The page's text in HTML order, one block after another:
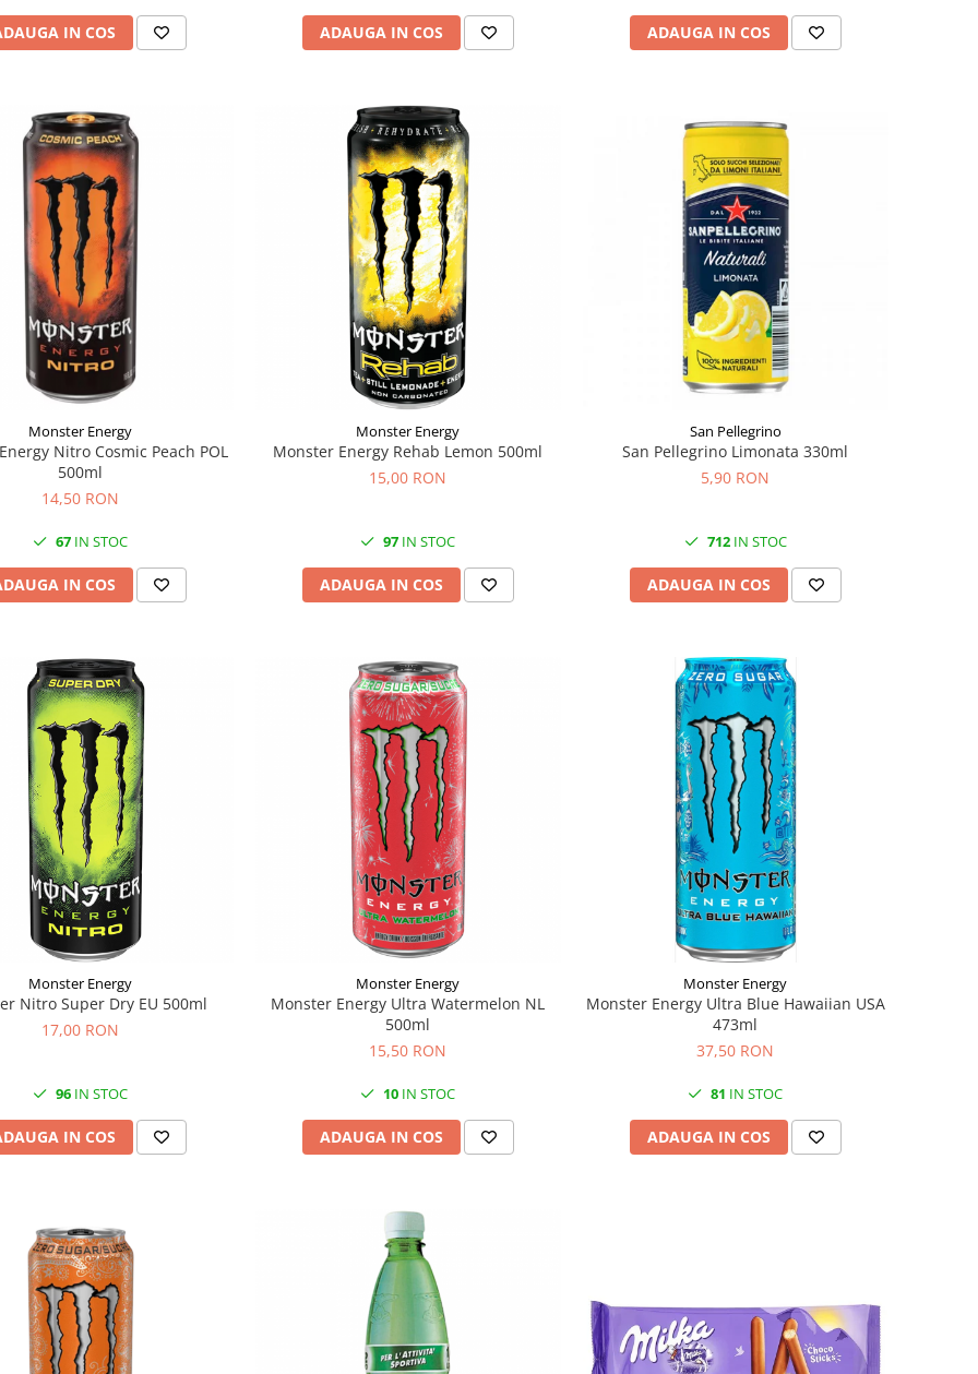
IN COS ADAUGA IN COS ADAUGA IN COS
Monster Energy
Nitro Cosmic Peach POL
500ml
14,50 RON
67 IN STOC
IN COS
Monster Energy
Monster Energy Rehab Lemon 500ml
15,00 RON
97 IN STOC
ADAUGA IN COS
San Pellegrino
San Pellegrino Limonata 330ml
5,90 RON
712IN STOC
ADAUGA IN COS
Monster Energy
Nitro Super Dry EU 500ml
17,00 RON
96 IN STOC
IN COS
Monster Energy
Monster Energy Ultra Watermelon NL
500ml
15,50 RON
10 IN STOC
ADAUGA IN COS
Monster Energy
Monster Energy Ultra Blue Hawaiian USA
473ml
37,50 RON
81 IN STOC
ADAUGA IN COS